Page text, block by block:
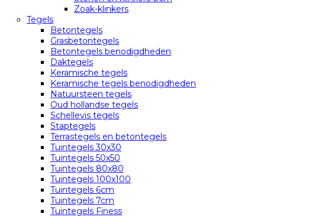
Zoak-klinkers
Tegels
Betontegels
Grasbetontegels
Betontegels benodigdheden
Daktegels
Keramische tegels
Keramische tegels benodigdheden
Natuursteen tegels
Oud hollandse tegels
Schellevis tegels
Staptegels
Terrastegels en betontegels
Tuintegels 30x30
Tuintegels 50x50
Tuintegels 80x80
Tuintegels 100x100
Tuintegels 6cm
Tuintegels 7cm
Tuintegels Finess